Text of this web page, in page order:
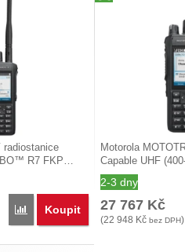
porovnání
FKP Premium UHF, BT, WiFi, GNSS'
radiostanice
R7 FKP…
Přidat 'Motorola MOTOTRBO™
Koupit
Motorola
Capable UHF
2-3 dny
27 767 Kč
(22 948 Kč bez DPH)